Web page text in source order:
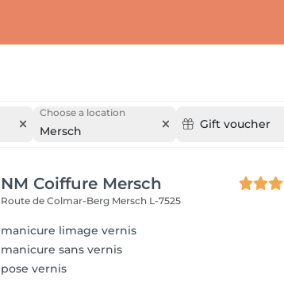
Choose a location
Mersch Gift voucher
NM Coiffure Mersch
Route de Colmar-Berg Mersch L-7525
manicure limage vernis
manicure sans vernis
pose vernis